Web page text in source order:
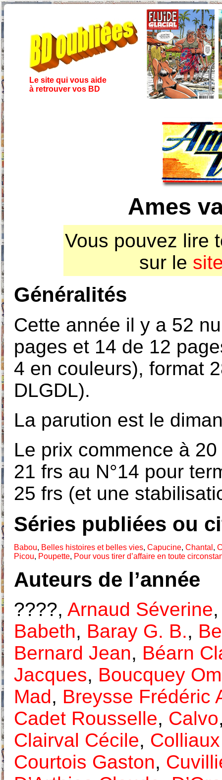
Le site qui vous aide
à retrouver vos BD
Ames
Vous pouvez lire
sur le
Généralités
Cette année il y a 52
pages et 14 de 12
4 en couleurs), format
DLGDL).
La parution est le
Le prix commence à
21 frs au N°14 pour
25 frs (et une
Séries publiées ou
Babou, Belles histoires et belles vies, Capucine, Chantal ,
Picou, Poupette, Pour vous tirer d’affaire en toute
Auteurs de l’année
????, Arnaud Séverine
Babeth, Baray G. B.,
Bernard Jean, Béarn
Jacques, Boucquey
Mad, Breysse Frédéric
Cadet Rousselle, Calvo
Clairval Cécile,
Courtois Gaston,